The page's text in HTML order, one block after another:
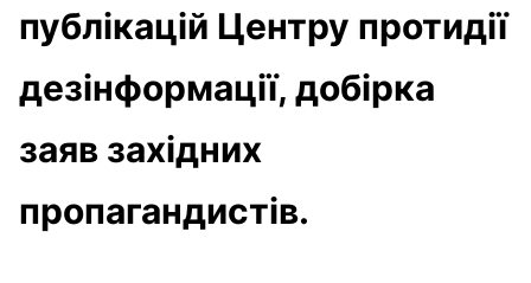
публікацій Центру протидії
дезінформації, добірка
заяв західних
пропагандистів.